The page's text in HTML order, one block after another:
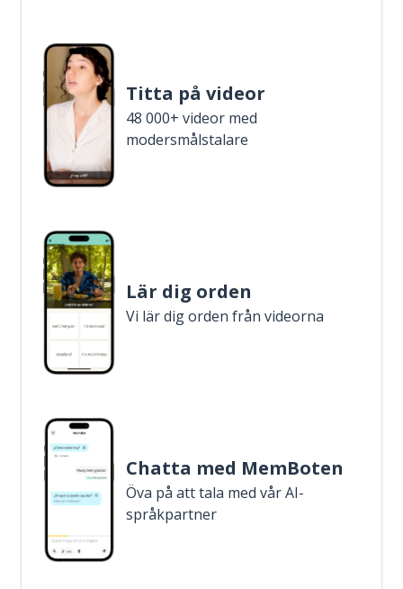
Titta på videor
48 000+ videor med
modersmålstalare
Lär dig orden
Vi lär dig orden från videorna
Chatta med MemBoten
Öva på att tala med vår AI-
språkpartner